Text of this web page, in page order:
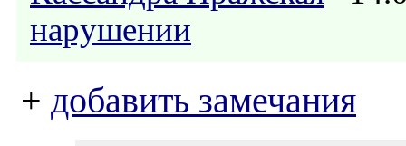
нарушении
+ добавить замечания